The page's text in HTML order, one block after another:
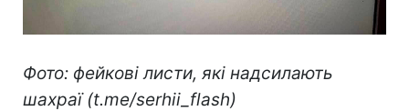
Фото: фейкові листи, які надсилають
шахраї (t.me/serhii_flash)